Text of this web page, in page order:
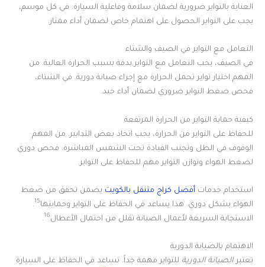
العناية بالتواير ضرورية لضمان سلامة وفاعلية السيارة. في كل موسم،
يجب على التواير الحصول على اهتمام خاص لضمان أداء ممتاز.
التعامل مع التواير في الصيف والشتاء
في الصيف، يجب التعامل مع التواير بدقة بسبب الحرارة العالية. من
المهم اختيار تواير تحمل الحرارة مع إجراء صيانة دورية. في الشتاء،
فحص ضغط التواير ضروري لضمان أداء جيد.
كيفية حماية التواير من الحرارة المرتفعة
للحفاظ على التواير من الحرارة، يجب اتخاذ بعض التدابير. من المهم
الوقوف في الظل وتجنب القيادة تحت الشمس المباشرة. فحص دوري
لضغط الهواء وتوازن التواير مهم للحفاظ على التواير.
استخدام خدمات أفضل كراج متنقل بالكويت يضمن تحقق من ضغط
الهواء بشكل دوري. هذا يساعد في الحفاظ على التواير وحمايتها15
.
الاستجابة السريعة لأعمال الصيانة تقلل من احتمال الأعطال16
.
الاهتمام بالصيانة الدورية
تعتبر الصيانة الدورية للتواير مهمة جداً. تساعد في الحفاظ على السيارة